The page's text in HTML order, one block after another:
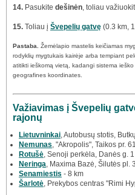
14. Pasukite dešinėn, toliau
15. Toliau į Švepelių gatvę (0.3 km,
Pastaba. Žemėlapio mastelis keičiamas
rodyklių mygtukais kairėje arba tempiant
atitikti ieškomą vietą, kadangi sistema
geografines koordinates.
Važiavimas į Švepelių
rajonų
Lietuvninkai , Autobusų stotis,
Nemunas , "Akropolis", Taikos pr.
Rotušė , Senoji perkėla, Danės g.
Neringa , Maxima Bazė, Šilutės pl.
Senamiestis - 8 km
Šarlotė , Prekybos centras "Rimi